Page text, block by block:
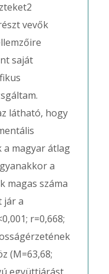
vevők
saját
látható, hogy
magyar átlag
a
magas száma
jár a
r=0,668;
(M=63,68;